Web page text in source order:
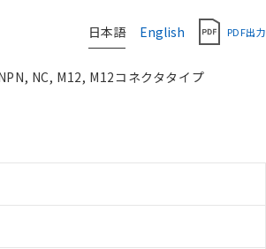
日本語 English PDF出力
NC, M12, M12コネクタタイプ